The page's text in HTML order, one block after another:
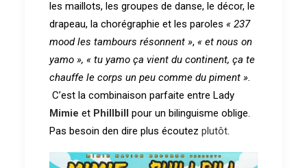
les maillots, les groupes de danse, le décor, le
drapeau, la chorégraphie et les paroles « 237
mood les tambours résonnent », « et nous on
yamo », « tu yamo ça vient du continent, ça te
chauffe le corps un peu comme du piment ».
C’est la combinaison parfaite entre Lady
Mimie et Phillbill
pour un bilinguisme oblige.
Pas besoin den dire plus écoutez plutôt.